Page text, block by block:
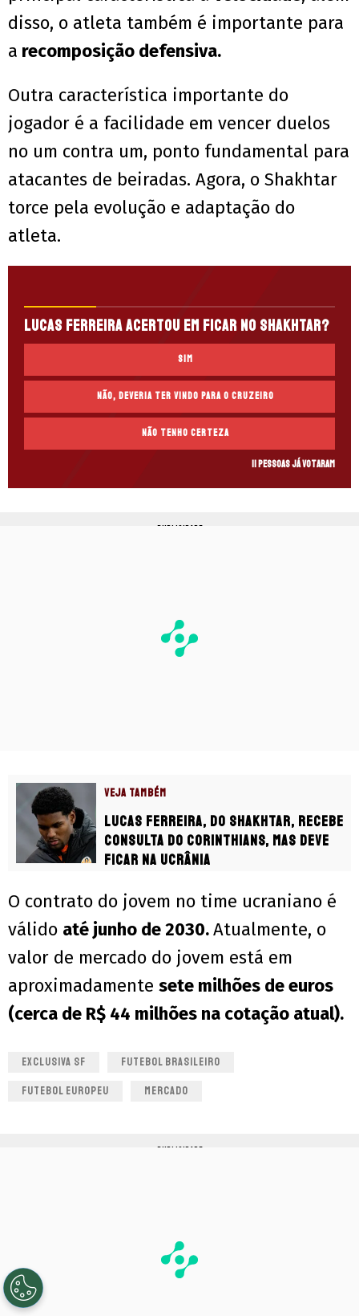
disso, o atleta também é importante para
a recomposição defensiva.
Outra característica importante do
jogador é a facilidade em vencer duelos
no um contra um, ponto fundamental para
atacantes de beiradas. Agora, o Shakhtar
torce pela evolução e adaptação do
atleta.
Lucas Ferreira acertou em ficar no Shakhtar?
Sim
Não, deveria ter vindo para o Cruzeiro
Não tenho certeza
11 pessoas já votaram
PUBLICIDADE
VEJA TAMBÉM
Lucas Ferreira, do Shakhtar, recebe
consulta do Corinthians, mas deve
ficar na Ucrânia
O contrato do jovem no time ucraniano é
válido até junho de 2030.Atualmente, o
valor de mercado do jovem está em
aproximadamente sete milhões de euros
(cerca de R$ 44 milhões na cotação atual).
EXCLUSIVA SF FUTEBOL BRASILEIRO
FUTEBOL EUROPEU MERCADO
PUBLICIDADE